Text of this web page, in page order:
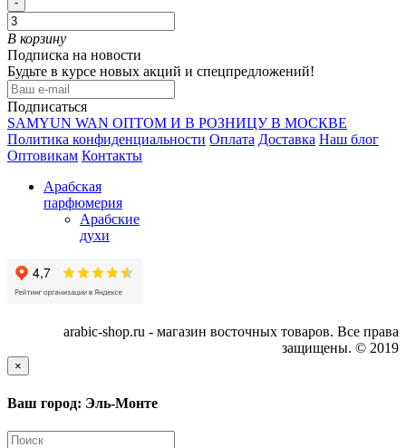
В корзину
Подписка на новости
Будьте в курсе новых акций и спецпредложений!
Подписаться
SAMYUN WAN ОПТОМ И В РОЗНИЦУ В МОСКВЕ
Политика конфиденциальности Оплата Доставка Наш блог
Оптовикам Контакты
Арабская
парфюмерия
Арабские
духи
arabic-shop.ru - магазин восточных товаров. Все права
защищены. © 2019
×
Ваш город: Эль-Монте